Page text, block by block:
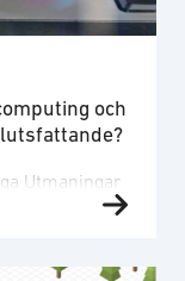
…
och
Utmaningar
vid